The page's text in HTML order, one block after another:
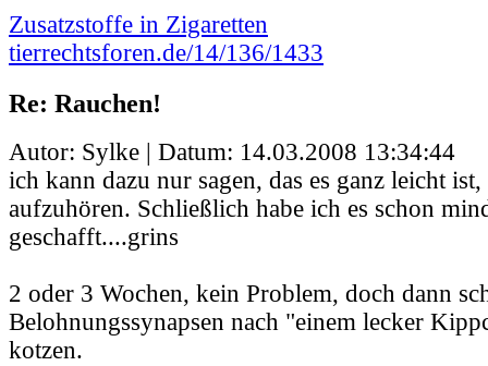
Zusatzstoffe in Zigaretten
tierrechtsforen.de/14/136/1433
Re: Rauchen!
Autor: Sylke | Datum: 14.03.2008 13:34:44
ich kann dazu nur sagen, das es ganz leicht
aufzuhören. Schließlich habe ich es schon
geschafft....grins
2 oder 3 Wochen, kein Problem, doch dann
Belohnungssynapsen nach "einem lecker
kotzen.